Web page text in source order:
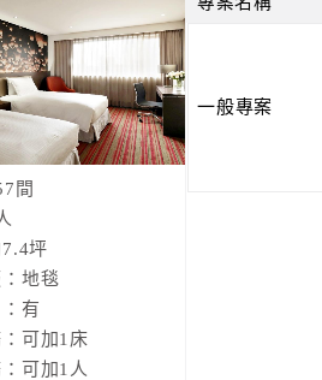
間
坪
地毯
有
可加1床
可加1人
一般專案